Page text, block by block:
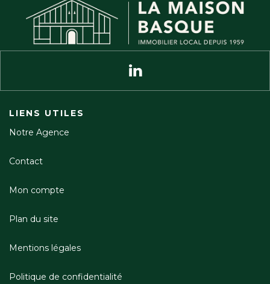
LIENS UTILES
Notre Agence
Contact
Mon compte
Plan du site
Mentions légales
Politique de confidentialité